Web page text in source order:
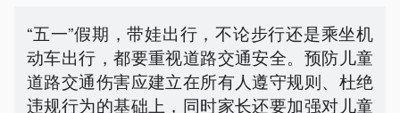
“五一”假期，带娃出行，不论步行还是乘坐机
动车出行，都要重视道路交通安全。预防儿童
道路交通伤害应建立在所有人遵守规则、杜绝
违规行为的基础上，同时家长还要加强对儿童